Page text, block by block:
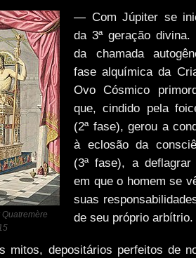
Quatremère
— Com Júpiter se
da 3ª geração
da chamada
fase alquímica da
Ovo Cósmico
que, cindido pela
(2ª fase), gerou a
à eclosão da
(3ª fase), a
em que o homem se
suas
de seu próprio arbítrio.
depositários perfeitos de